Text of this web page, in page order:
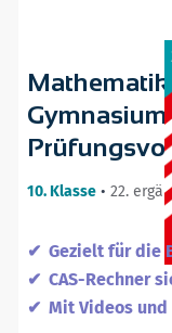
Mathematik
10. Klasse • 22.
Gezielt für die
CAS-Rechner
Mit Videos und